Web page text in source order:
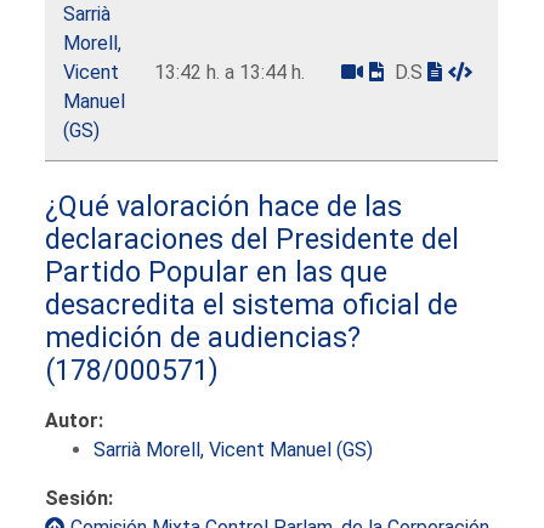
Sarrià
Morell,
Vicent
Manuel
(GS)
13:42 h. a 13:44 h. D.S
¿Qué valoración hace de las
declaraciones del Presidente del
Partido Popular en las que
desacredita el sistema oficial de
medición de audiencias?
(178/000571)
Autor:
Sarrià Morell, Vicent Manuel (GS)
Sesión: